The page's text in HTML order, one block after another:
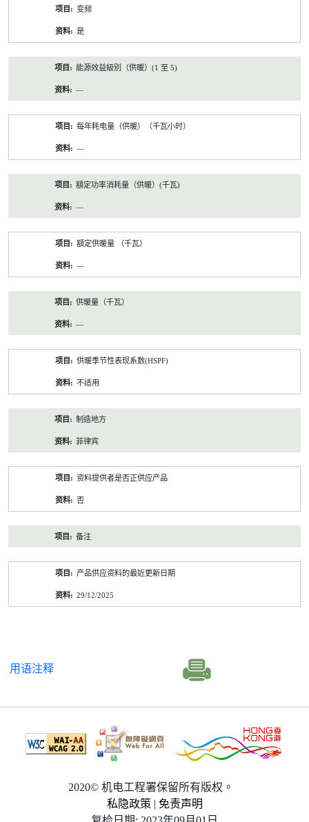
变频
是
能源效益級別（供暖）(1 至 5)
—
每年耗电量（供暖）（千瓦小时）
—
額定功率消耗量（供暖）(千瓦)
—
額定供暖量 （千瓦）
—
供暖量（千瓦）
—
供暖季节性表现系数(HSPF)
不适用
制造地方
菲律宾
资料提供者是否正供应产品
否
备注
产品供应资料的最近更新日期
29/12/2025
用语注释
2020© 机电工程署保留所有版权。
私隐政策 | 免责声明